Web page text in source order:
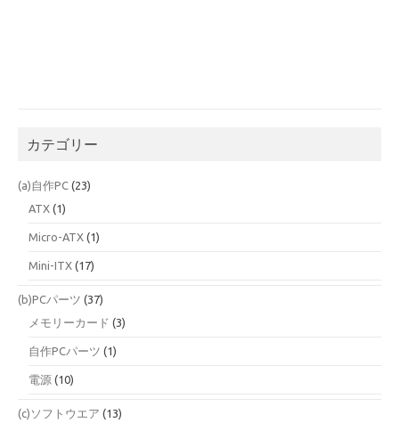
カテゴリー
(a)自作PC (23)
ATX (1)
Micro-ATX (1)
Mini-ITX (17)
(b)PCパーツ (37)
メモリーカード (3)
自作PCパーツ (1)
電源 (10)
(c)ソフトウエア (13)